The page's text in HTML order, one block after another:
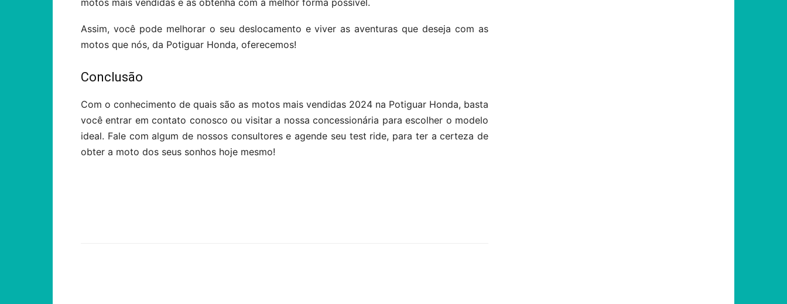
motos mais vendidas e as obtenha com a melhor forma possível.
Assim, você pode melhorar o seu deslocamento e viver as aventuras que deseja com as
motos que nós, da Potiguar Honda, oferecemos!
Conclusão
Com o conhecimento de quais são as motos mais vendidas 2024 na Potiguar Honda, basta
você entrar em contato conosco ou visitar a nossa concessionária para escolher o modelo
ideal. Fale com algum de nossos consultores e agende seu test ride, para ter a certeza de
obter a moto dos seus sonhos hoje mesmo!